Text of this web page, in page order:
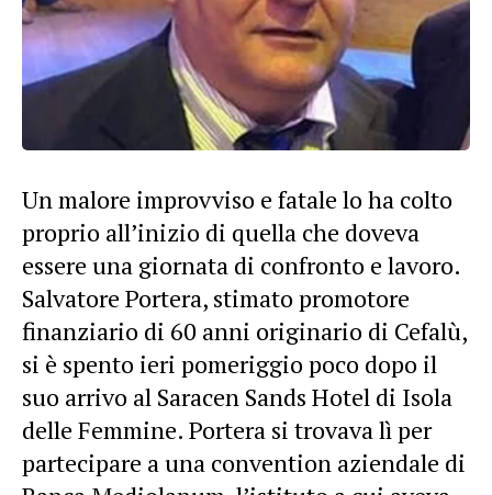
Un malore improvviso e fatale lo ha colto
proprio all’inizio di quella che doveva
essere una giornata di confronto e lavoro.
Salvatore Portera, stimato promotore
finanziario di 60 anni originario di Cefalù,
si è spento ieri pomeriggio poco dopo il
suo arrivo al Saracen Sands Hotel di Isola
delle Femmine. Portera si trovava lì per
partecipare a una convention aziendale di